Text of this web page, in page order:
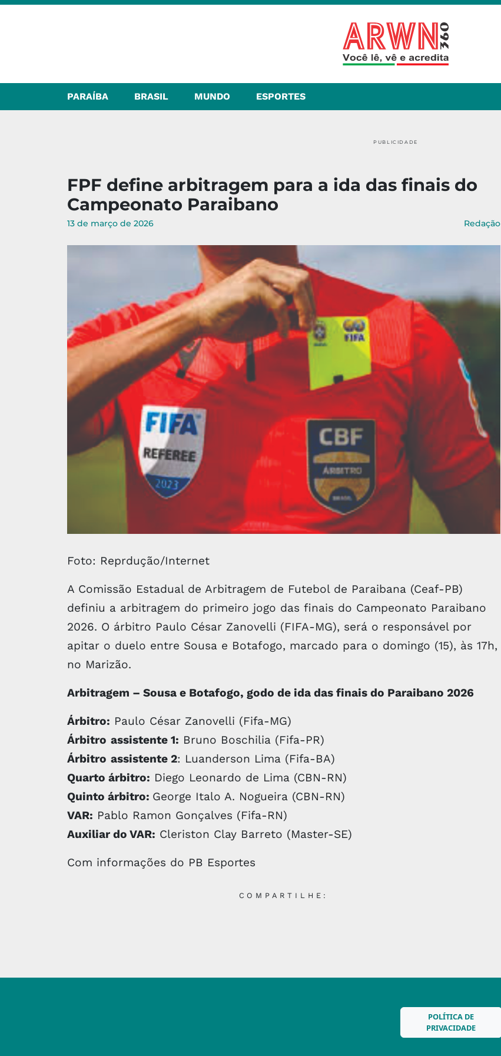
PARAÍBA BRASIL MUNDO ESPORTES
PUBLICIDADE
FPF define arbitragem para a ida das finais do
Campeonato Paraibano
13 de março de 2026 Redação
Foto: Reprdução/Internet
A Comissão Estadual de Arbitragem de Futebol de Paraibana (Ceaf-PB)
definiu a arbitragem do primeiro jogo das finais do Campeonato Paraibano
2026. O árbitro Paulo César Zanovelli (FIFA-MG), será o responsável por
apitar o duelo entre Sousa e Botafogo, marcado para o domingo (15), às 17h,
no Marizão.
Arbitragem – Sousa e Botafogo, godo de ida das finais do Paraibano 2026
Árbitro: Paulo César Zanovelli (Fifa-MG)
Árbitro assistente 1: Bruno Boschilia (Fifa-PR)
Árbitro assistente 2: Luanderson Lima (Fifa-BA)
Quarto árbitro: Diego Leonardo de Lima (CBN-RN)
Quinto árbitro: George Italo A. Nogueira (CBN-RN)
VAR: Pablo Ramon Gonçalves (Fifa-RN)
Auxiliar do VAR: Cleriston Clay Barreto (Master-SE)
Com informações do PB Esportes
COMPARTILHE:
POLÍTICA DE
PRIVACIDADE